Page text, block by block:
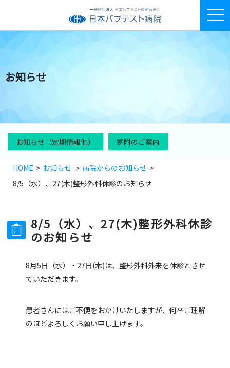
お知らせ
お知らせ（定期情報他） 寄附のご案内
HOME お知らせ
病院からのお知らせ
8/5（水）、27(木)整形外科休診のお知らせ
8/5（水）、27(木)整形外科休診
のお知らせ
8月5日（水）・27日(木)は、整形外科外来を休診とさせ
ていただきます。
患者さんにはご不便をおかけいたしますが、何卒ご理解
のほどよろしくお願い申し上げます。